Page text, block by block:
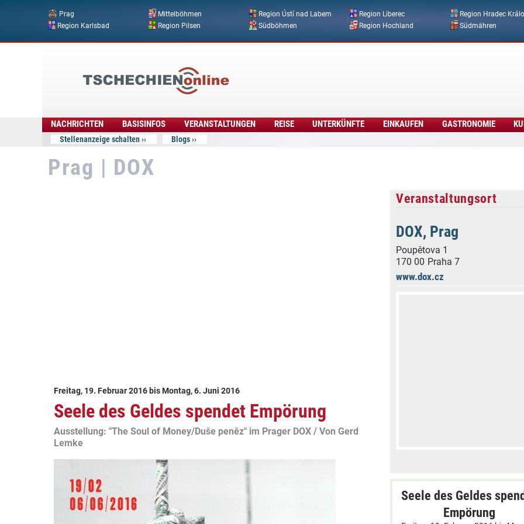
Direkt zum Inhalt
Prag Mittelböhmen Region Ústí nad Labem Region Liberec
Region Hradec
Region Karlsbad
Region Pilsen Südböhmen Region Hochland Südmähren
Online
NACHRICHTEN BASISINFOS VERANSTALTUNGEN REISE UNTERKÜNFTE EINKAUFEN GASTRONOMIE
Stellenanzeige schalten Blogs
Prag | DOX
Freitag, 19. Februar 2016 bis Montag, 6. Juni 2016
Seele des Geldes spendet Empörung
Ausstellung: "The Soul of Money/Duše peněz" im Prager DOX / Von Gerd
Lemke
Veranstaltungsort
DOX, Prag
Poupětova 1
170 00 Praha 7
www.dox.cz
Seele des Geldes
Empörung